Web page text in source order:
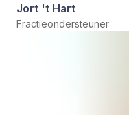
Jort 't Hart
Fractieondersteuner